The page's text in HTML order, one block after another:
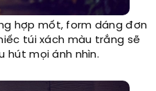
hợp mốt, form dáng đơn
túi xách màu trắng sẽ
hút mọi ánh nhìn.